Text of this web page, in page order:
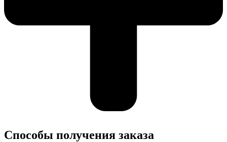
Cпособы получения заказа